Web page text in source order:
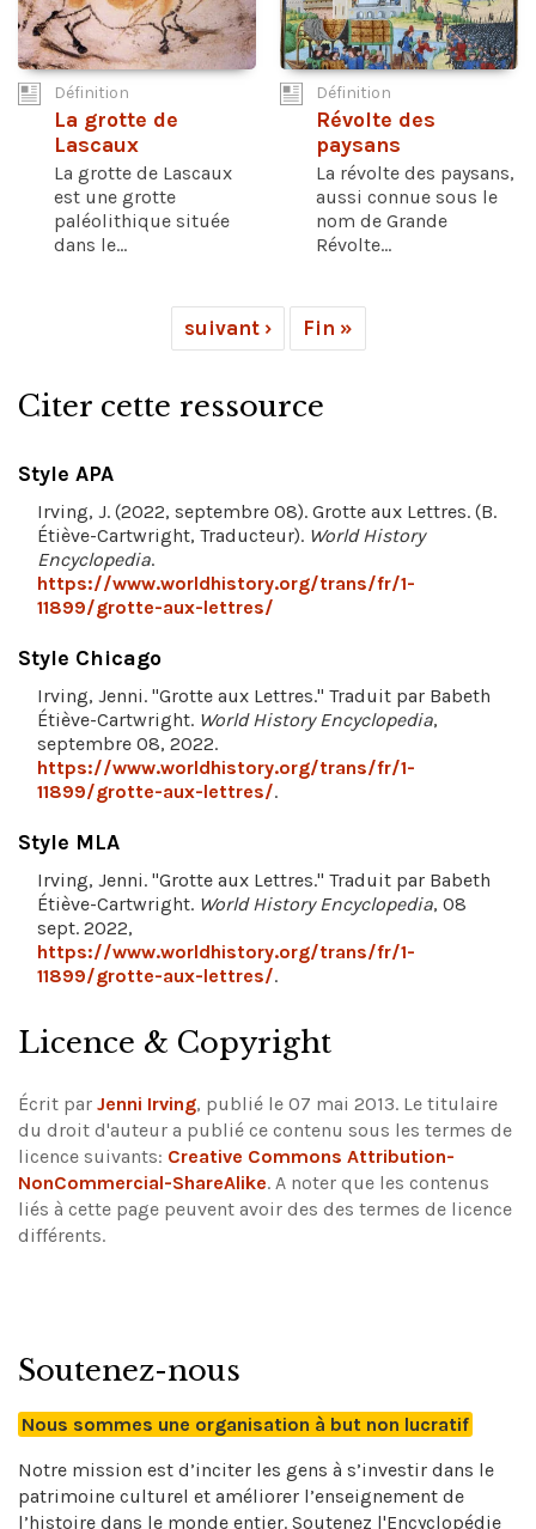
Définition
La grotte de
Lascaux
La grotte de Lascaux
est une grotte
paléolithique située
dans le...
Définition
Révolte des
paysans
La révolte des paysans,
aussi connue sous le
nom de Grande
Révolte...
suivant › Fin »
Citer cette ressource
Style APA
Irving, J. (2022, septembre 08). Grotte aux Lettres. (B.
Étiève-Cartwright, Traducteur). World History
Encyclopedia.
https://www.worldhistory.org/trans/fr/1-
11899/grotte-aux-lettres/
Style Chicago
Irving, Jenni. "Grotte aux Lettres." Traduit par Babeth
Étiève-Cartwright. World History Encyclopedia,
septembre 08, 2022.
https://www.worldhistory.org/trans/fr/1-
11899/grotte-aux-lettres/.
Style MLA
Irving, Jenni. "Grotte aux Lettres." Traduit par Babeth
Étiève-Cartwright. World History Encyclopedia, 08
sept. 2022,
https://www.worldhistory.org/trans/fr/1-
11899/grotte-aux-lettres/.
Licence & Copyright
Écrit par Jenni Irving, publié le 07 mai 2013. Le titulaire
du droit d'auteur a publié ce contenu sous les termes de
licence suivants: Creative Commons Attribution-
NonCommercial-ShareAlike. A noter que les contenus
liés à cette page peuvent avoir des des termes de licence
différents.
Soutenez-nous
Nous sommes une organisation à but non lucratif
Notre mission est d’inciter les gens à s’investir dans le
patrimoine culturel et améliorer l’enseignement de
l’histoire dans le monde entier. Soutenez l'Encyclopédie